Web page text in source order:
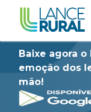
Baixe agora o
emoção dos
mão!